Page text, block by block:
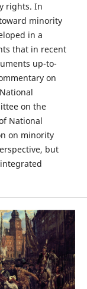
rights. In
minority
in a
that in recent
up-to-
on
on the
National
on minority
but